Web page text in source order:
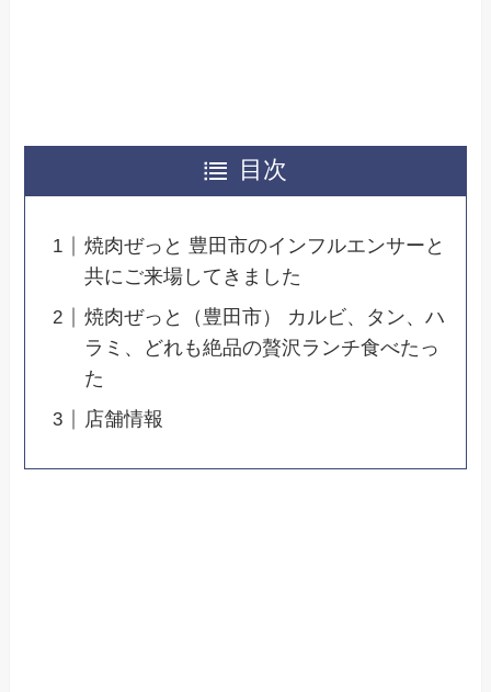
目次
焼肉ぜっと 豊田市のインフルエンサーと
共にご来場してきました
焼肉ぜっと（豊田市） カルビ、タン、ハ
ラミ、どれも絶品の贅沢ランチ食べたっ
た
店舗情報